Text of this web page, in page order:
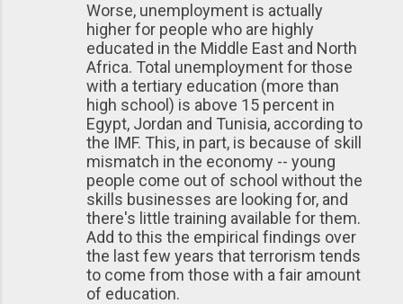
Worse, unemployment is actually
higher for people who are highly
educated in the Middle East and North
Africa. Total unemployment for those
with a tertiary education (more than
high school) is above 15 percent in
Egypt, Jordan and Tunisia, according to
the IMF. This, in part, is because of skill
mismatch in the economy -- young
people come out of school without the
skills businesses are looking for, and
there's little training available for them.
Add to this the empirical findings over
the last few years that terrorism tends
to come from those with a fair amount
of education.